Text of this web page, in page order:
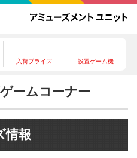
入荷プライズ 設置ゲーム機
ームコーナー
情報